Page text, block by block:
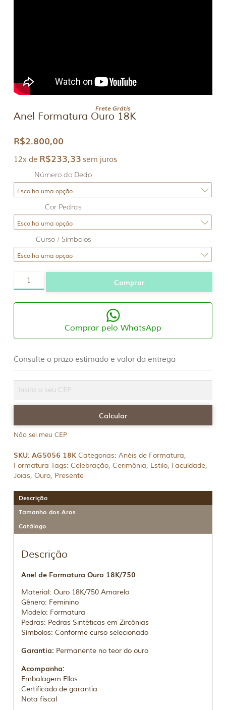
Frete Grátis
Anel Formatura Ouro 18K
R$2.800,00
12x de R$233,33 sem juros
Número do Dedo
Cor Pedras
Curso / Símbolos
Formatura
Ouro
Comprar
Comprar pelo WhatsApp
Consulte o prazo estimado e valor da entrega
Não sei meu CEP
SKU:AG5056 18K Categorias:Anéis de Formatura,
Formatura Tags:Celebração,Cerimônia, Estilo, Faculdade,
Joias,Ouro, Presente
Descrição
Tamanho dos Aros
Catálogo
Descrição
Anel de Formatura Ouro 18K/750
Material: Ouro 18K/750 Amarelo
Gênero: Feminino
Modelo: Formatura
Pedras: Pedras Sintéticas em Zircônias
Símbolos: Conforme curso selecionado
Garantia: Permanente no teor do ouro
Acompanha:
Embalagem Ellos
Certificado de garantia
Nota fiscal